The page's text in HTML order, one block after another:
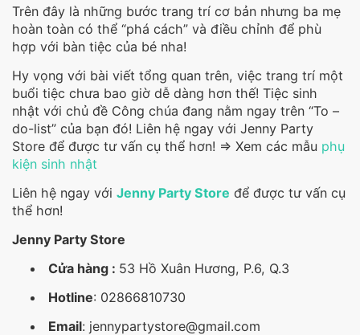
Trên đây là những bước trang trí cơ bản nhưng ba mẹ
hoàn toàn có thể “phá cách” và điều chỉnh để phù
hợp với bàn tiệc của bé nha!
Hy vọng với bài viết tổng quan trên, việc trang trí một
buổi tiệc chưa bao giờ dễ dàng hơn thế! Tiệc sinh
nhật với chủ đề Công chúa đang nằm ngay trên “To –
do-list” của bạn đó! Liên hệ ngay với Jenny Party
Store để được tư vấn cụ thể hơn! => Xem các mẫu phụ
kiện sinh nhật
Liên hệ ngay với Jenny Party Store để được tư vấn cụ
thể hơn!
Jenny Party Store
Cửa hàng : 53 Hồ Xuân Hương, P.6, Q.3
Hotline: 02866810730
Email: jennypartystore@gmail.com